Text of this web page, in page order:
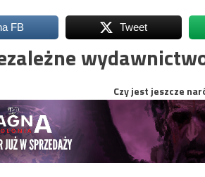
FB Tweet
Czy jest jeszcze